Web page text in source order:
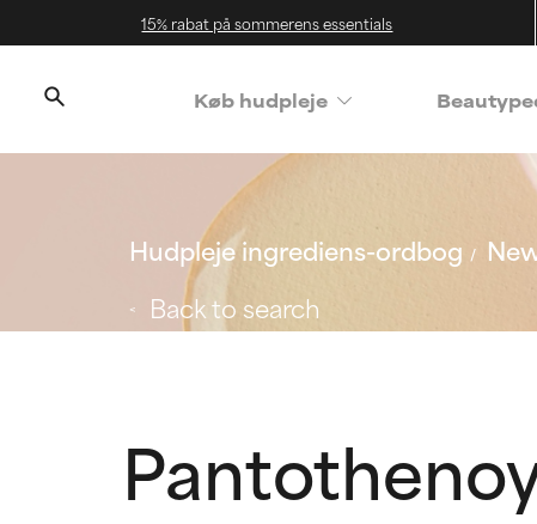
15% rabat på sommerens essentials
Køb hudpleje
Hudpleje ingrediens-ordbog
Back to search